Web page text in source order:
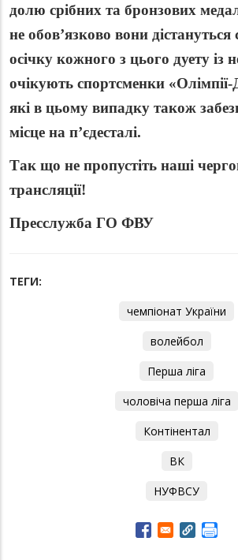
долю срібних та бронзових
не обов’язково вони
осічку кожного з цього дуету із
очікують спортсменки
які в цьому випадку також
місце на п’єдесталі.
Так що не пропустіть наші
трансляції!
Пресслужба ГО ФВУ
ТЕГИ:
чемпіонат України
волейбол
Перша ліга
чоловіча перша ліга
Контінентал
ВК
НУФВСУ